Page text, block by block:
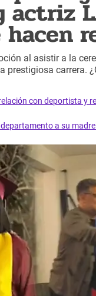
hacen
al asistir a la
prestigiosa carrera.
con deportista y
a su